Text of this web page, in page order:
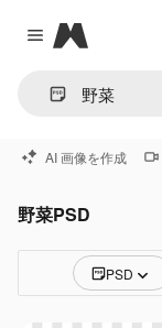
Close menu
Magnific
AI 画像を作成
野菜PSD
PSD